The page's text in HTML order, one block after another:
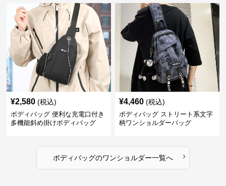
¥2,580 (税込)
ボディバッグ 便利な充電口付き
多機能斜め掛けボディバッグ
¥4,460 (税込)
ボディバッグ ストリート系文字
柄ワンショルダーバッグ
ボディバッグのワンショルダー一覧へ ›